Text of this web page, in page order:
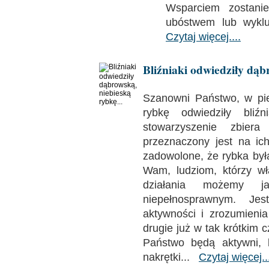
Wsparciem
ubóstwem lub
Czytaj więcej....
Bliźniaki odwiedziły
Szanowni Państwo, w
rybkę odwiedziły
stowarzyszenie
przeznaczony jest na
zadowolone, że rybka
Wam, ludziom, którzy
działania możemy
niepełnosprawnym.
aktywności i
drugie już w tak krótkim
Państwo będą aktywni,
nakrętki... Czytaj